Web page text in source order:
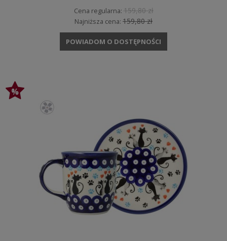
Cena regularna: 159,80 zł
Najniższa cena: 159,80 zł
POWIADOM O DOSTĘPNOŚCI